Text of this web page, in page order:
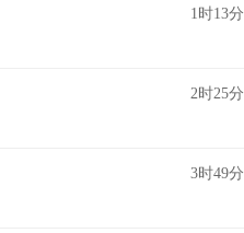
1时13分
2时25分
3时49分